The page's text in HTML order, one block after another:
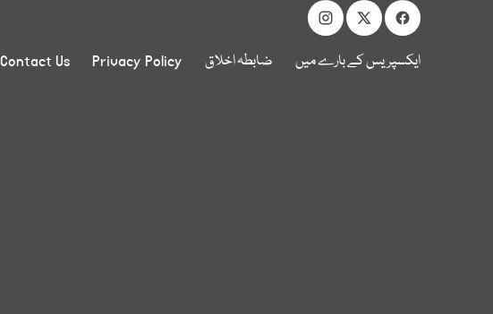
ایکسپریس کے بارے میں ضابطہ اخلاق Privacy Policy
Contact Us